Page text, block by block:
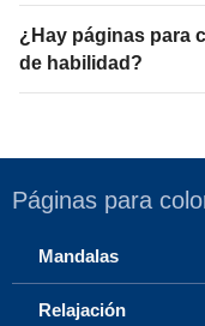
¿Hay páginas para
de habilidad?
Páginas para
Mandalas
Relajación